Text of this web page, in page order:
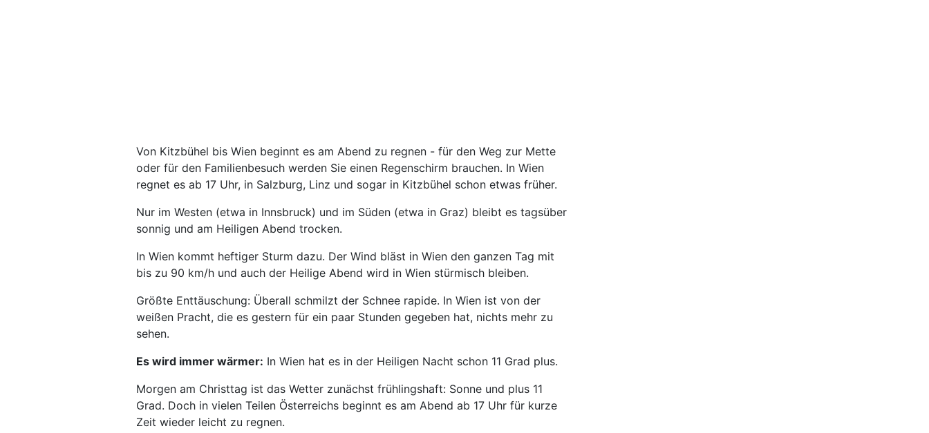
Von Kitzbühel bis Wien beginnt es am Abend zu regnen - für den Weg zur Mette
oder für den Familienbesuch werden Sie einen Regenschirm brauchen. In Wien
regnet es ab 17 Uhr, in Salzburg, Linz und sogar in Kitzbühel schon etwas früher.
Nur im Westen (etwa in Innsbruck) und im Süden (etwa in Graz) bleibt es tagsüber
sonnig und am Heiligen Abend trocken.
In Wien kommt heftiger Sturm dazu. Der Wind bläst in Wien den ganzen Tag mit
bis zu 90 km/h und auch der Heilige Abend wird in Wien stürmisch bleiben.
Größte Enttäuschung: Überall schmilzt der Schnee rapide. In Wien ist von der
weißen Pracht, die es gestern für ein paar Stunden gegeben hat, nichts mehr zu
sehen.
Es wird immer wärmer: In Wien hat es in der Heiligen Nacht schon 11 Grad plus.
Morgen am Christtag ist das Wetter zunächst frühlingshaft: Sonne und plus 11
Grad. Doch in vielen Teilen Österreichs beginnt es am Abend ab 17 Uhr für kurze
Zeit wieder leicht zu regnen.